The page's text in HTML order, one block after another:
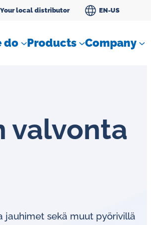
Your local distributor EN-US
do Products Company
valvonta
jauhimet sekä muut pyörivillä